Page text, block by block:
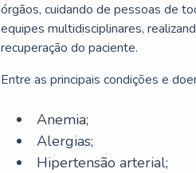
órgãos, cuidando de pessoas de
equipes multidisciplinares,
recuperação do paciente.
Entre as principais condições e
Anemia;
Alergias;
Hipertensão arterial;